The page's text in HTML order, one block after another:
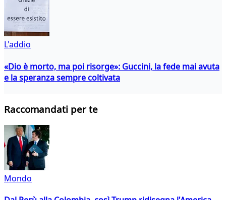
L'addio
«Dio è morto, ma poi risorge»: Guccini, la fede mai avuta
e la speranza sempre coltivata
Raccomandati per te
Mondo